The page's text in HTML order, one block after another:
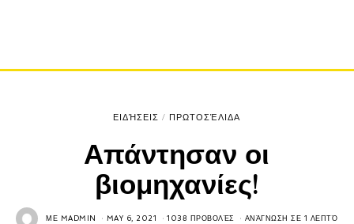
ΕΙΔΉΣΕΙΣ / ΠΡΩΤΟΣΈΛΙΔΑ
Απάντησαν οι
βιομηχανίες!
ΜΕ MADMIN MAY 6, 2021 1038 ΠΡΟΒΟΛΈΣ ΑΝΆΓΝΩΣΗ ΣΕ 1 ΛΕΠΤΌ